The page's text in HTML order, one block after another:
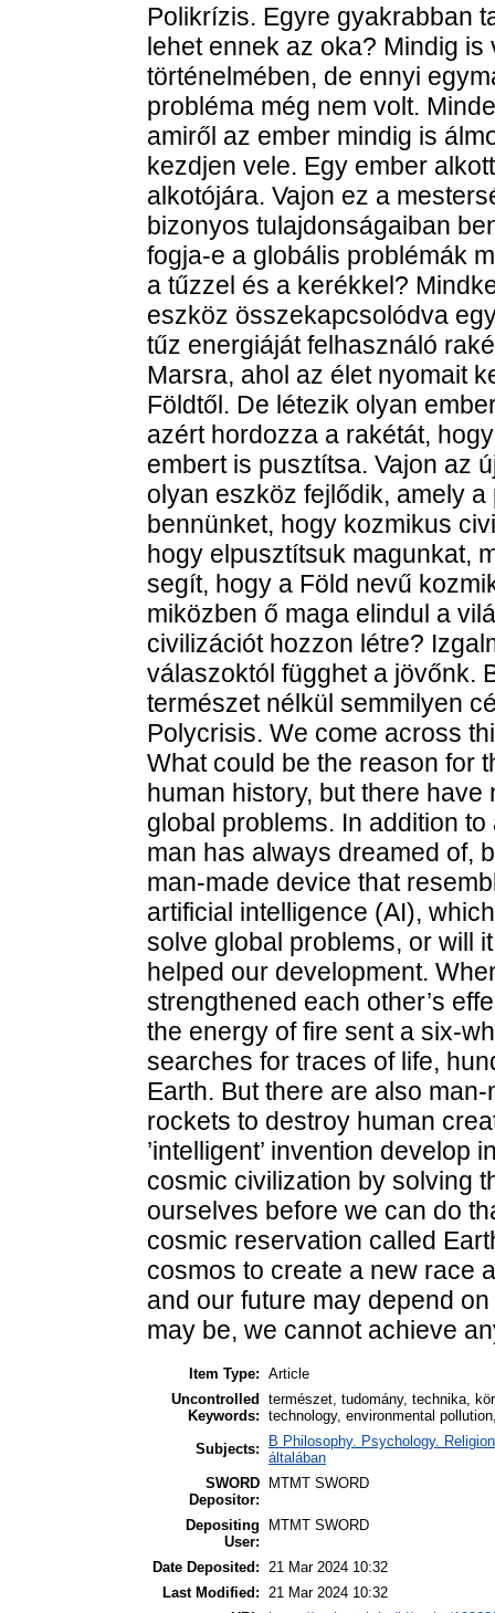
Polikrízis. Egyre gyakrabban
lehet ennek az oka? Mindig
történelmében, de ennyi
probléma még nem volt.
amiről az ember mindig is
kezdjen vele. Egy ember
alkotójára. Vajon ez a
bizonyos tulajdonságaiban
fogja-e a globális problémák
a tűzzel és a kerékkel?
eszköz összekapcsolódva
tűz energiáját felhasználó
Marsra, ahol az élet nyomait
Földtől. De létezik olyan
azért hordozza a rakétát,
embert is pusztítsa. Vajon az
olyan eszköz fejlődik, amely
bennünket, hogy kozmikus
hogy elpusztítsuk magunkat,
segít, hogy a Föld nevű
miközben ő maga elindul a
civilizációt hozzon létre?
válaszoktól függhet a jövőnk.
természet nélkül semmilyen
Polycrisis. We come across
What could be the reason for
human history, but there
global problems. In addition
man has always dreamed of,
man-made device that
artificial intelligence (AI),
solve global problems, or will
helped our development.
strengthened each other’s
the energy of fire sent a six-
searches for traces of life,
Earth. But there are also
rockets to destroy human
’intelligent’ invention develop
cosmic civilization by solving
ourselves before we can do
cosmic reservation called
cosmos to create a new race
and our future may depend
may be, we cannot achieve
Item Type: Article
Uncontrolled
Keywords:
természet, tudomány, technika,
technology, environmental
Subjects:
B Philosophy. Psychology.
általában
SWORD
Depositor:
MTMT SWORD
Depositing
User:
MTMT SWORD
Date Deposited:
21 Mar 2024 10:32
Last Modified:
21 Mar 2024 10:32